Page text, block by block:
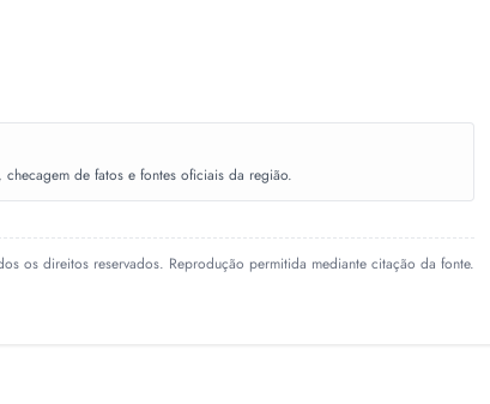
de fatos e fontes oficiais da região.
os direitos reservados. Reprodução permitida mediante citação da fonte.